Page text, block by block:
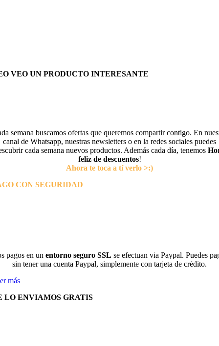
VEO UN PRODUCTO INTERESANTE
semana buscamos ofertas que queremos compartir contigo. En
canal de Whatsapp, nuestras newsletters o en la redes sociales puedes
cada semana nuevos productos. Además cada día, tenemos
feliz de descuentos!
Ahora te toca a tí verlo >:)
CON SEGURIDAD
pagos en un entorno seguro SSL se efectuan via Paypal. Puedes
sin tener una cuenta Paypal, simplemente con tarjeta de crédito.
más
LO ENVIAMOS GRATIS